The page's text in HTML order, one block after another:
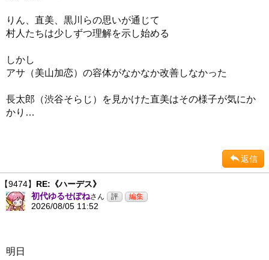
りん、直美、黒川らの思いが通じて
村人たちは少しずつ理解を示し始める
しかし
アサ（美山加恋）の容体がなかなか改善しなかった
長太郎（渋谷そらじ）を見かけた直美はその様子が気にか
かり…
返信
【9474】 RE:《ハーデス》
初代ゆるせぽねさん
2026/08/05 11:52
明日